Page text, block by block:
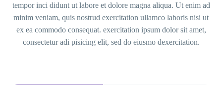
tempor inci didunt ut labore et dolore magna aliqua. Ut enim ad
minim veniam, quis nostrud exercitation ullamco laboris nisi ut
ex ea commodo consequat. exercitation ipsum dolor sit amet,
consectetur adi pisicing elit, sed do eiusmo dexercitation.